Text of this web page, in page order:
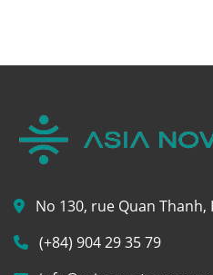
No 130, rue Quan
(+84) 904 29 35 79